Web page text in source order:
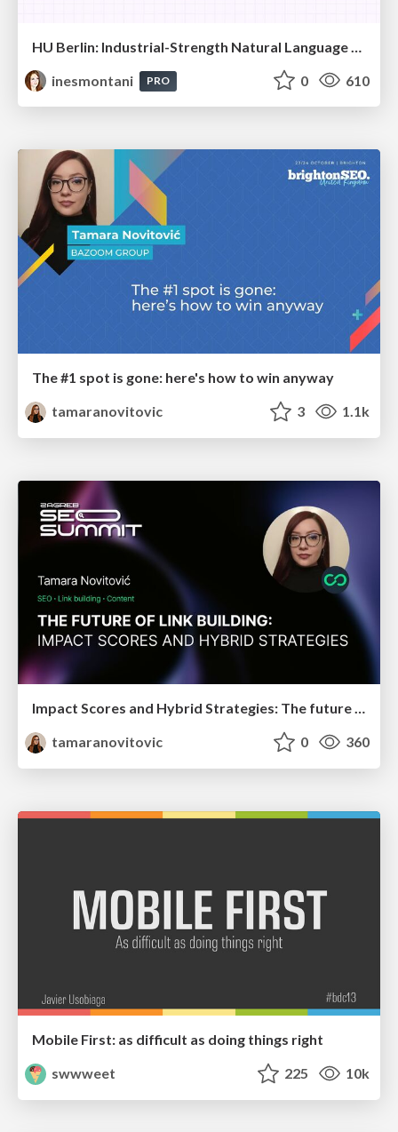
inesmontani
PRO 0 610
The #1 spot is gone: here's how to win anyway
tamaranovitovic
3 1.1k
Impact Scores and Hybrid Strategies: The future of link building
tamaranovitovic
0 360
Mobile First: as difficult as doing things right
swwweet
225 10k